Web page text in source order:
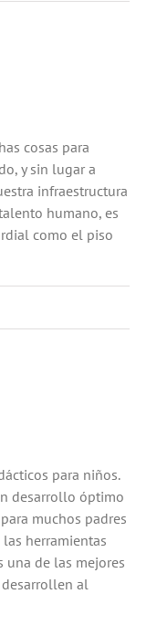
cosas para
y sin lugar a
infraestructura
humano, es
como el piso
para niños.
desarrollo óptimo
muchos padres
herramientas
una de las mejores
al